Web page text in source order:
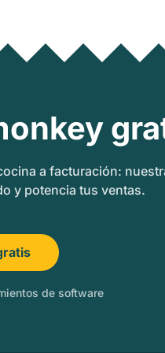
a facturación:
y potencia tus ventas.
de software